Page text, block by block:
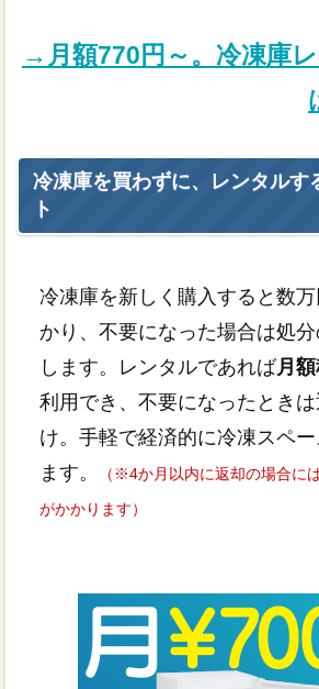
→月額770円～。冷凍庫
冷凍庫を買わずに、レンタルす
ト
冷凍庫を新しく購入すると数
かり、不要になった場合は処
します。レンタルであれば月額
利用でき、不要になったとき
け。手軽で経済的に冷凍スペ
ます。
（※4か月以内に返却の場合に
がかかります）